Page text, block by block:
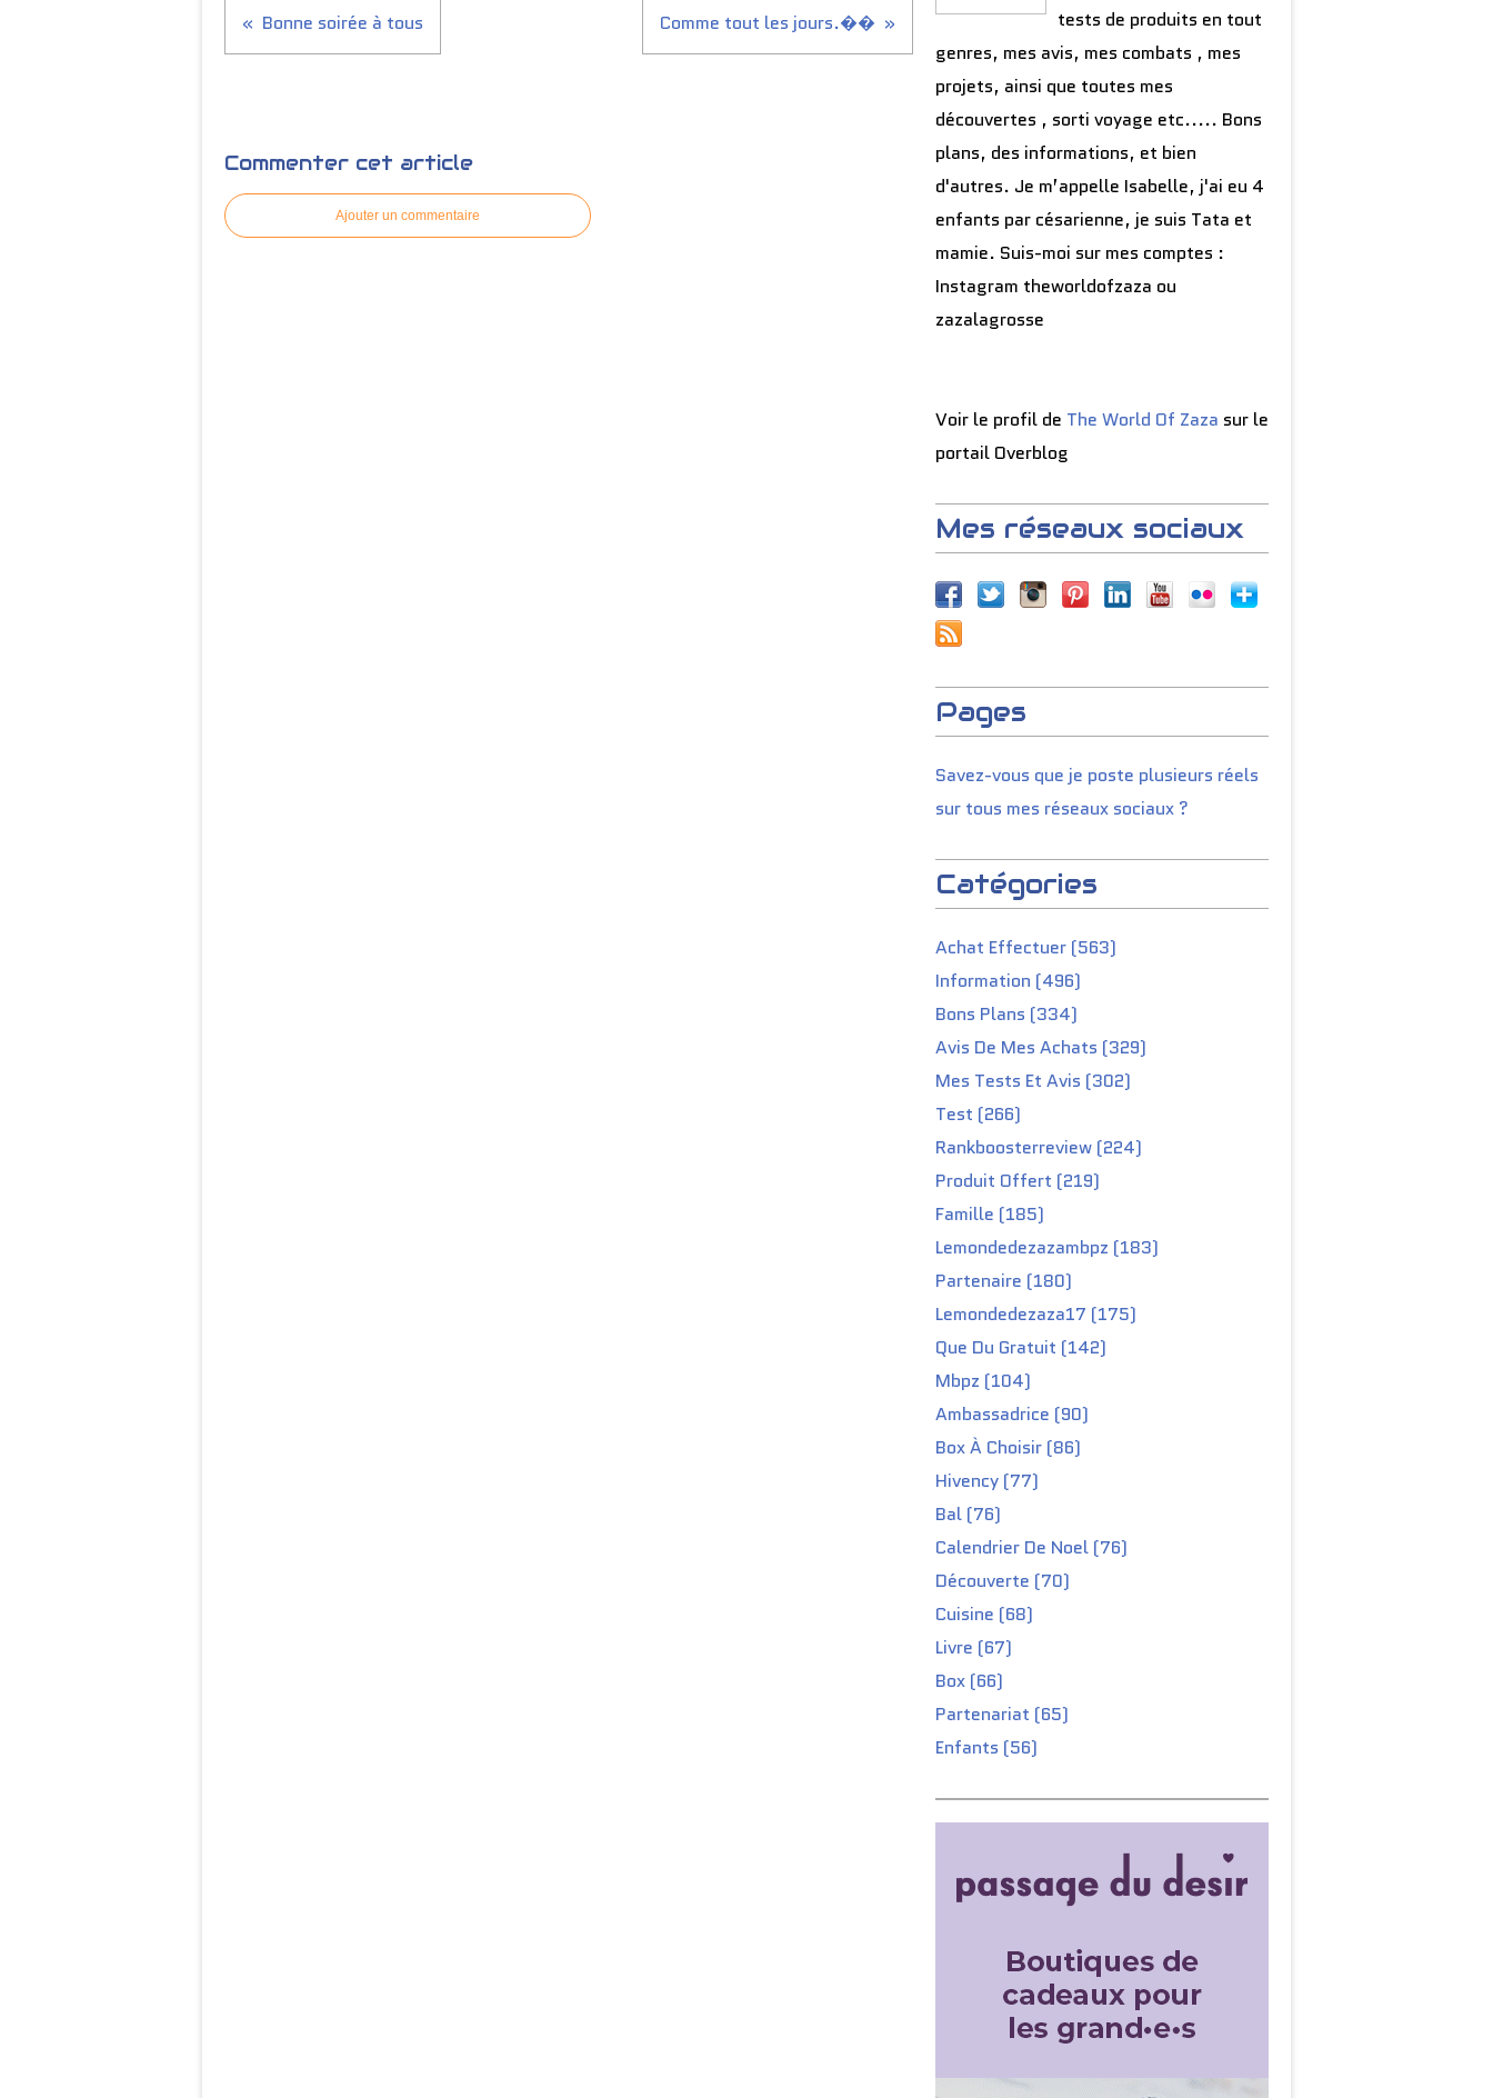
Bonne soirée à tous Comme tout les jours.��
Commenter cet article
Ajouter un commentaire
tests de produits en tout
genres, mes avis, mes combats , mes
projets, ainsi que toutes mes
découvertes , sorti voyage etc..... Bons
plans, des informations, et bien
d'autres. Je m’appelle Isabelle, j'ai eu 4
enfants par césarienne, je suis Tata et
mamie. Suis-moi sur mes comptes :
Instagram theworldofzaza ou
zazalagrosse
Voir le profil de The World Of Zaza sur le
portail Overblog
Mes réseaux sociaux
Pages
Savez-vous que je poste plusieurs réels
sur tous mes réseaux sociaux ?
Catégories
Achat Effectuer (563)
Information (496)
Bons Plans (334)
Avis De Mes Achats (329)
Mes Tests Et Avis (302)
Test (266)
Rankboosterreview (224)
Produit Offert (219)
Famille (185)
Lemondedezazambpz (183)
Partenaire (180)
Lemondedezaza17 (175)
Que Du Gratuit (142)
Mbpz (104)
Ambassadrice (90)
Box À Choisir (86)
Hivency (77)
Bal (76)
Calendrier De Noel (76)
Découverte (70)
Cuisine (68)
Livre (67)
Box (66)
Partenariat (65)
Enfants (56)